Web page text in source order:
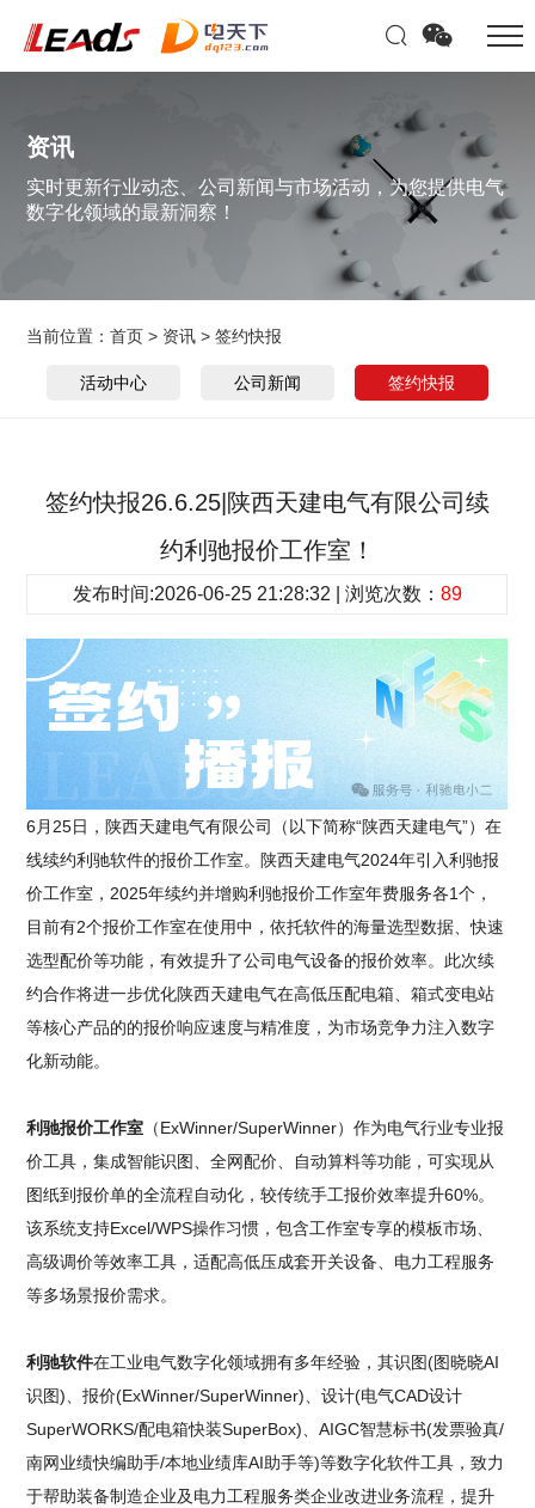
资讯
实时更新行业动态、公司新闻与市场活动，为您提供电气
数字化领域的最新洞察！
当前位置：首页 > 资讯 >签约快报
活动中心 公司新闻 签约快报
签约快报26.6.25|陕西天建电气有限公司续
约利驰报价工作室！
发布时间:2026-06-25 21:28:32 | 浏览次数： 89
6月25日，陕西天建电气有限公司（以下简称“陕西天建电气”）在
线续约利驰软件的报价工作室。陕西天建电气2024年引入利驰报
价工作室，2025年续约并增购利驰报价工作室年费服务各1个，
目前有2个报价工作室在使用中，依托软件的海量选型数据、快速
选型配价等功能，有效提升了公司电气设备的报价效率。此次续
约合作将进一步优化陕西天建电气在高低压配电箱、箱式变电站
等核心产品的的报价响应速度与精准度，为市场竞争力注入数字
化新动能。
利驰报价工作室 （ExWinner/SuperWinner）作为电气行业专业报
价工具，集成智能识图、全网配价、自动算料等功能，可实现从
图纸到报价单的全流程自动化，较传统手工报价效率提升60%。
该系统支持Excel/WPS操作习惯，包含工作室专享的模板市场、
高级调价等效率工具，适配高低压成套开关设备、电力工程服务
等多场景报价需求。
利驰软件在工业电气数字化领域拥有多年经验，其识图(图晓晓AI
识图)、报价(ExWinner/SuperWinner)、设计(电气CAD设计
SuperWORKS/配电箱快装SuperBox)、AIGC智慧标书(发票验真/
南网业绩快编助手/本地业绩库AI助手等)等数字化软件工具，致力
于帮助装备制造企业及电力工程服务类企业改进业务流程，提升